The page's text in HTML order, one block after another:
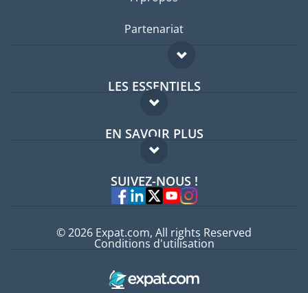
Partenariat
LES ESSENTIELS
Forum expatriés
Guides pays
EN SAVOIR PLUS
FAQ
Experts
SUIVEZ-NOUS !
© 2026 Expat.com, All rights Reserved
Conditions d'utilisation